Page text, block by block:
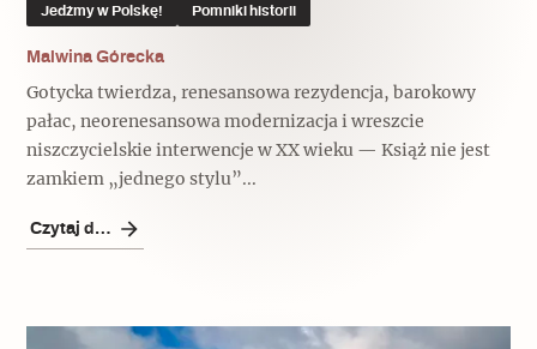
Jedźmy w Polskę! Pomniki historii
Malwina Górecka
Gotycka twierdza, renesansowa rezydencja, barokowy
pałac, neorenesansowa modernizacja i wreszcie
niszczycielskie interwencje w XX wieku — Książ nie jest
zamkiem „jednego stylu”...
Czytaj dalej